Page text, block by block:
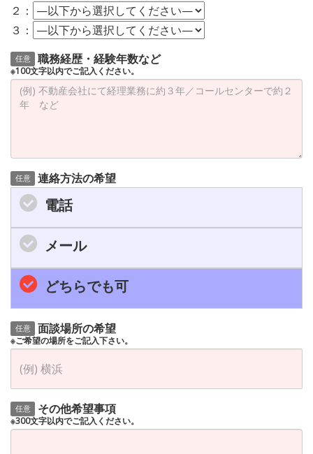
２：
３：
任意 職務経歴・経験年数など
※100文字以内でご記入ください。
任意 連絡方法の希望
電話
メール
どちらでも可
任意 面談場所の希望
※ご希望の場所をご記入下さい。
任意 その他希望事項
※300文字以内でご記入ください。